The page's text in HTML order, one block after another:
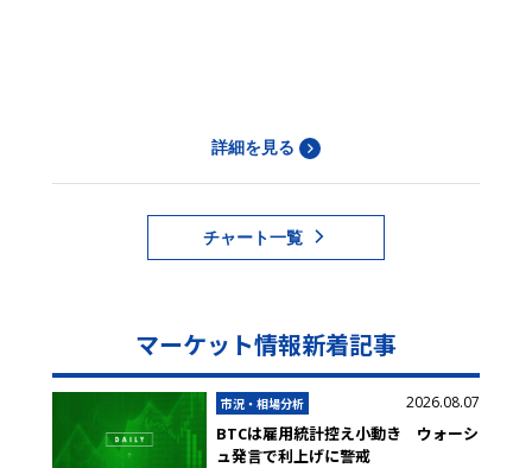
詳細を見る
チャート一覧
マーケット情報新着記事
市況・相場分析 2026.08.07
BTCは雇用統計控え小動き ウォーシ
ュ発言で利上げに警戒